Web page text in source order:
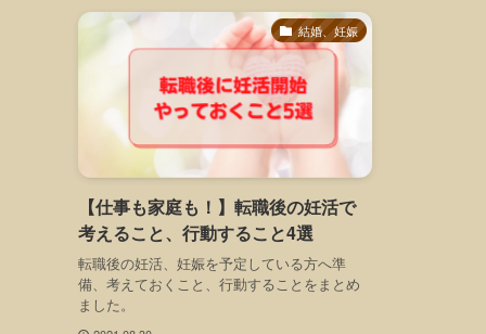
結婚、妊娠
【仕事も家庭も！】転職後の妊活で
考えること、行動すること4選
転職後の妊活、妊娠を予定している方へ準
備、考えておくこと、行動することをまとめ
ました。